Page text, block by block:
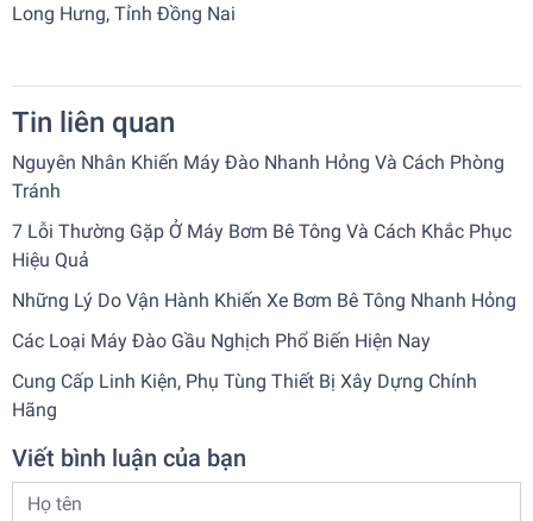
Long Hưng, Tỉnh Đồng Nai
Tin liên quan
Nguyên Nhân Khiến Máy Đào Nhanh Hỏng Và Cách Phòng
Tránh
7 Lỗi Thường Gặp Ở Máy Bơm Bê Tông Và Cách Khắc Phục
Hiệu Quả
Những Lý Do Vận Hành Khiến Xe Bơm Bê Tông Nhanh Hỏng
Các Loại Máy Đào Gầu Nghịch Phổ Biến Hiện Nay
Cung Cấp Linh Kiện, Phụ Tùng Thiết Bị Xây Dựng Chính
Hãng
Viết bình luận của bạn